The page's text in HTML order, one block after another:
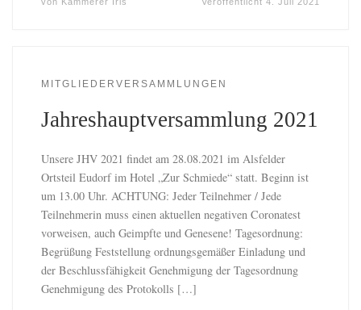
MITGLIEDERVERSAMMLUNGEN
Jahreshauptversammlung 2021
Unsere JHV 2021 findet am 28.08.2021 im Alsfelder
Ortsteil Eudorf im Hotel „Zur Schmiede“ statt. Beginn ist
um 13.00 Uhr. ACHTUNG: Jeder Teilnehmer / Jede
Teilnehmerin muss einen aktuellen negativen Coronatest
vorweisen, auch Geimpfte und Genesene! Tagesordnung:
Begrüßung Feststellung ordnungsgemäßer Einladung und
der Beschlussfähigkeit Genehmigung der Tagesordnung
Genehmigung des Protokolls […]